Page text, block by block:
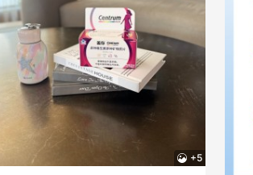
+5
Bloomingdales：美妆大
促！入手 Dior、Prada、TF
等
Bloomingdales